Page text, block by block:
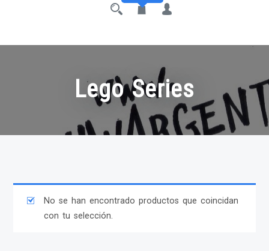
Lego Series
No se han encontrado productos que coincidan
con tu selección.